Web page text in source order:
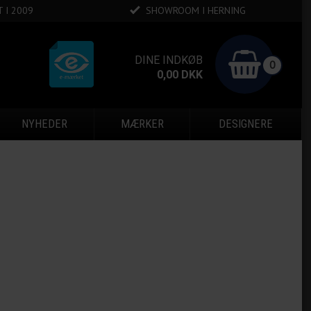
I 2009 SHOWROOM I HERNING
DINE INDKØB 0
0,00 DKK
NYHEDER MÆRKER DESIGNERE